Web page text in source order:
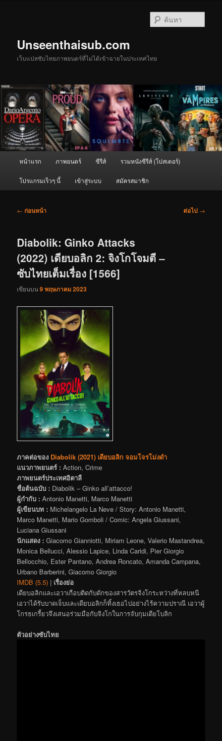
Unseenthaisub.com
เว็บแปลซับไทยภาพยนตร์ที่ไม่ได้เข้าฉายในประเทศไทย
หน้าแรก ภาพยนตร์ ซีรีส์ รวมหนังซีรีส์ (โปสเตอร์)
โปรแกรมเร็วๆ นี้ เข้าสู่ระบบ สมัครสมาชิก
เมนู
← ก่อนหน้า ต่อไป →
Diabolik: Ginko Attacks
(2022) เดียบอลิก 2: จิงโกโจมตี –
ซับไทยเต็มเรื่อง [1566]
เขียนบน9 พฤษภาคม 2023
ภาคต่อของ Diabolik (2021) เดียบอลิก จอมโจรโม่งดำ
แนวภาพยนตร์ : Action, Crime
ภาพยนตร์ประเทศอิตาลี
ชื่อต้นฉบับ : Diabolik – Ginko all’attacco!
ผู้กำกับ : Antonio Manetti, Marco Manetti
ผู้เขียนบท : Michelangelo La Neve / Story: Antonio Manetti,
Marco Manetti, Mario Gomboli / Comic: Angela Giussani,
Luciana Giussani
นักแสดง : Giacomo Gianniotti, Miriam Leone, Valerio Mastandrea,
Monica Bellucci, Alessio Lapice, Linda Caridi, Pier Giorgio
Bellocchio, Ester Pantano, Andrea Roncato, Amanda Campana,
Urbano Barberini, Giacomo Giorgio
IMDB (5.5) | เรื่องย่อ
เดียบอลิกและเอวาเกือบติดกับดักของสารวัตรจิงโกระหว่างที่หลบหนี
เอวาได้รับบาดเจ็บและเดียบอลิกก็ทิ้งเธอไปอย่างไร้ความปราณี เอวาผู้
โกรธเกรี้ยวจึงเสนอร่วมมือกับจิงโกในการจับกุมเดียโบลิก
ตัวอย่างซับไทย